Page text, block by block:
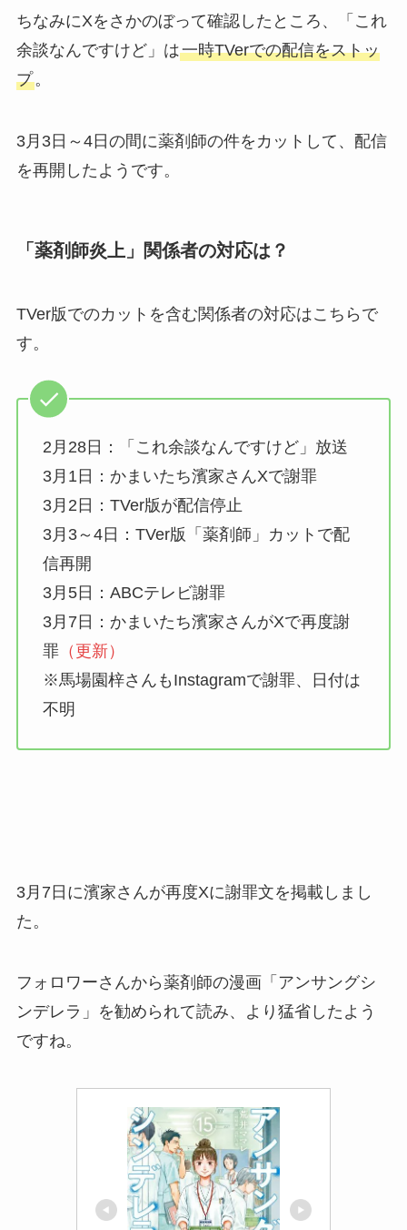
ちなみにXをさかのぼって確認したところ、「これ
余談なんですけど」は一時TVerでの配信をストッ
プ。
3月3日～4日の間に薬剤師の件をカットして、配信
を再開したようです。
「薬剤師炎上」関係者の対応は？
TVer版でのカットを含む関係者の対応はこちらで
す。
2月28日：「これ余談なんですけど」放送
3月1日：かまいたち濱家さんXで謝罪
3月2日：TVer版が配信停止
3月3～4日：TVer版「薬剤師」カットで配
信再開
3月5日：ABCテレビ謝罪
3月7日：かまいたち濱家さんがXで再度謝
罪（更新）
※馬場園梓さんもInstagramで謝罪、日付は
不明
3月7日に濱家さんが再度Xに謝罪文を掲載しまし
た。
フォロワーさんから薬剤師の漫画「アンサングシ
ンデレラ」を勧められて読み、より猛省したよう
ですね。